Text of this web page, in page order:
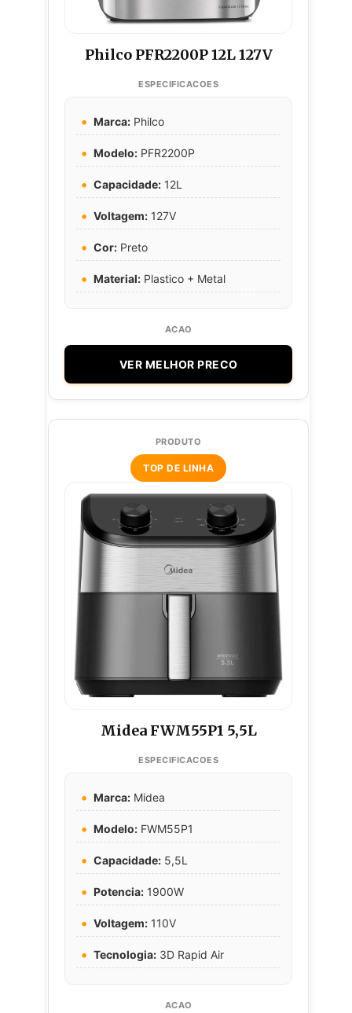
Philco PFR2200P 12L 127V
Marca: Philco
Modelo: PFR2200P
Capacidade: 12L
Voltagem: 127V
Cor: Preto
Material: Plastico + Metal
VER MELHOR PRECO
Midea FWM55P1 5,5L
TOP DE LINHA
Marca: Midea
Modelo: FWM55P1
Capacidade: 5,5L
Potencia: 1900W
Voltagem: 110V
Tecnologia: 3D Rapid Air